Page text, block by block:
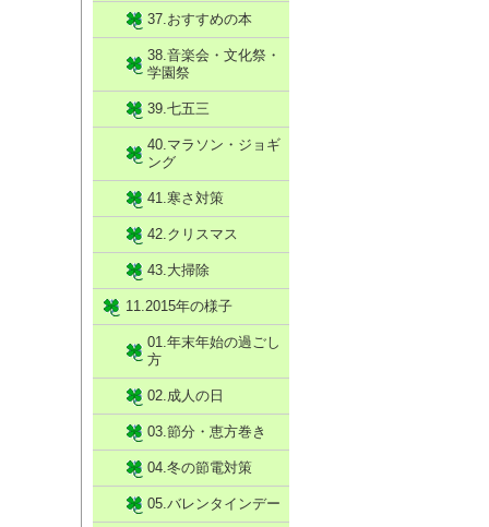
37.おすすめの本
38.音楽会・文化祭・
学園祭
39.七五三
40.マラソン・ジョギ
ング
41.寒さ対策
42.クリスマス
43.大掃除
11.2015年の様子
01.年末年始の過ごし
方
02.成人の日
03.節分・恵方巻き
04.冬の節電対策
05.バレンタインデー